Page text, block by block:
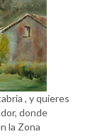
, y quieres
donde
la Zona